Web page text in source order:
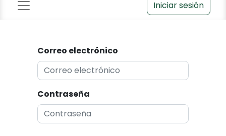
Iniciar sesión
Correo electrónico
Contraseña